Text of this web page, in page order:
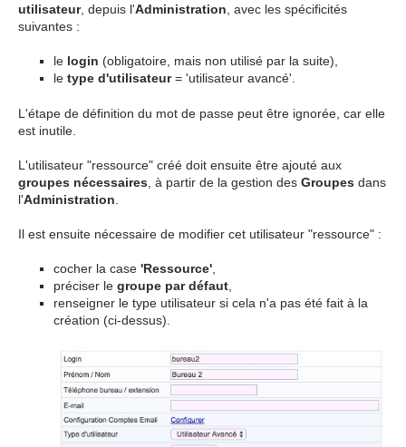
utilisateur, depuis l'Administration , avec les spécificités
suivantes :
le login (obligatoire, mais non utilisé par la suite),
letype d'utilisateur='utilisateur avancé'.
L'étape de définition du mot de passe peut être ignorée, car elle
est inutile.
L'utilisateur "ressource" créé doit ensuite être ajouté aux
groupes nécessaires , à partir de la gestion des Groupes dans
l'Administration
Il est ensuite nécessaire de modifier cet utilisateur "ressource" :
cocher la case'Ressource',
préciser legroupe par défaut,
renseigner le type utilisateur si cela n'a pas été fait à la
création (ci-dessus).